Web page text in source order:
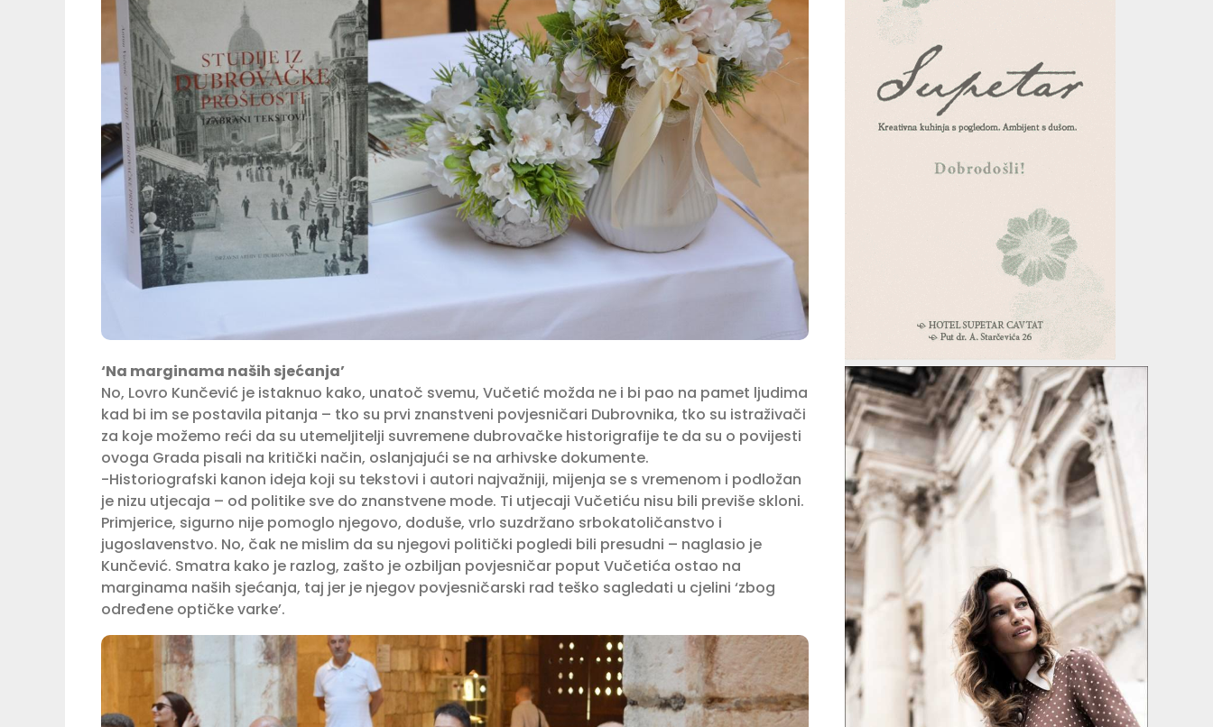
‘Na marginama naših sjećanja’
No, Lovro Kunčević je istaknuo kako, unatoč svemu, Vučetić možda ne i bi pao na pamet ljudima
kad bi im se postavila pitanja – tko su prvi znanstveni povjesničari Dubrovnika, tko su istraživači
za koje možemo reći da su utemeljitelji suvremene dubrovačke historigrafije te da su o povijesti
ovoga Grada pisali na kritički način, oslanjajući se na arhivske dokumente.
-Historiografski kanon ideja koji su tekstovi i autori najvažniji, mijenja se s vremenom i podložan
je nizu utjecaja – od politike sve do znanstvene mode. Ti utjecaji Vučetiću nisu bili previše skloni.
Primjerice, sigurno nije pomoglo njegovo, doduše, vrlo suzdržano srbokatoličanstvo i
jugoslavenstvo. No, čak ne mislim da su njegovi politički pogledi bili presudni – naglasio je
Kunčević. Smatra kako je razlog, zašto je ozbiljan povjesničar poput Vučetića ostao na
marginama naših sjećanja, taj jer je njegov povjesničarski rad teško sagledati u cjelini ‘zbog
određene optičke varke’.